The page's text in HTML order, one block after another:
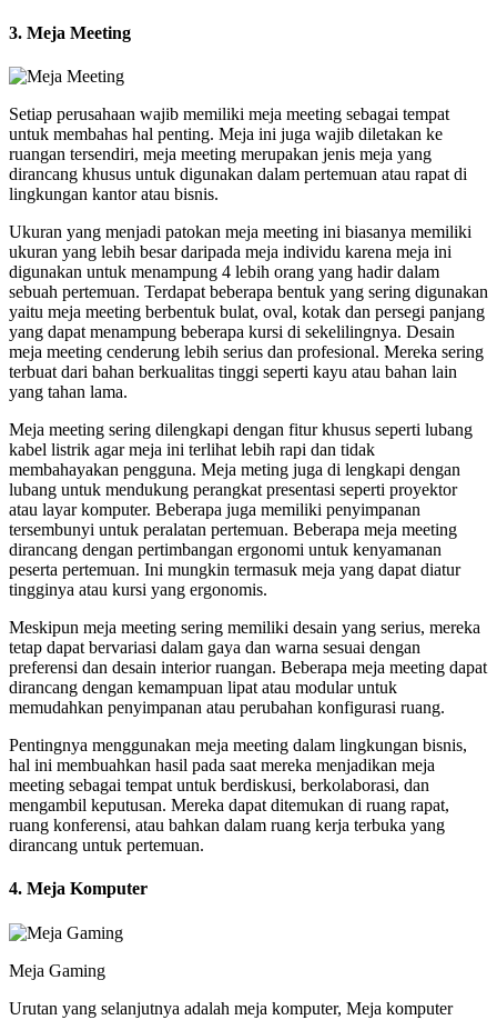
3. Meja Meeting
Setiap perusahaan wajib memiliki meja meeting sebagai tempat
untuk membahas hal penting. Meja ini juga wajib diletakan ke
ruangan tersendiri, meja meeting merupakan jenis meja yang
dirancang khusus untuk digunakan dalam pertemuan atau rapat di
lingkungan kantor atau bisnis.
Ukuran yang menjadi patokan meja meeting ini biasanya memiliki
ukuran yang lebih besar daripada meja individu karena meja ini
digunakan untuk menampung 4 lebih orang yang hadir dalam
sebuah pertemuan. Terdapat beberapa bentuk yang sering digunakan
yaitu meja meeting berbentuk bulat, oval, kotak dan persegi panjang
yang dapat menampung beberapa kursi di sekelilingnya. Desain
meja meeting cenderung lebih serius dan profesional. Mereka sering
terbuat dari bahan berkualitas tinggi seperti kayu atau bahan lain
yang tahan lama.
Meja meeting sering dilengkapi dengan fitur khusus seperti lubang
kabel listrik agar meja ini terlihat lebih rapi dan tidak
membahayakan pengguna. Meja meting juga di lengkapi dengan
lubang untuk mendukung perangkat presentasi seperti proyektor
atau layar komputer. Beberapa juga memiliki penyimpanan
tersembunyi untuk peralatan pertemuan. Beberapa meja meeting
dirancang dengan pertimbangan ergonomi untuk kenyamanan
peserta pertemuan. Ini mungkin termasuk meja yang dapat diatur
tingginya atau kursi yang ergonomis.
Meskipun meja meeting sering memiliki desain yang serius, mereka
tetap dapat bervariasi dalam gaya dan warna sesuai dengan
preferensi dan desain interior ruangan. Beberapa meja meeting dapat
dirancang dengan kemampuan lipat atau modular untuk
memudahkan penyimpanan atau perubahan konfigurasi ruang.
Pentingnya menggunakan meja meeting dalam lingkungan bisnis,
hal ini membuahkan hasil pada saat mereka menjadikan meja
meeting sebagai tempat untuk berdiskusi, berkolaborasi, dan
mengambil keputusan. Mereka dapat ditemukan di ruang rapat,
ruang konferensi, atau bahkan dalam ruang kerja terbuka yang
dirancang untuk pertemuan.
4. Meja Komputer
Meja Gaming
Urutan yang selanjutnya adalah meja komputer, Meja komputer